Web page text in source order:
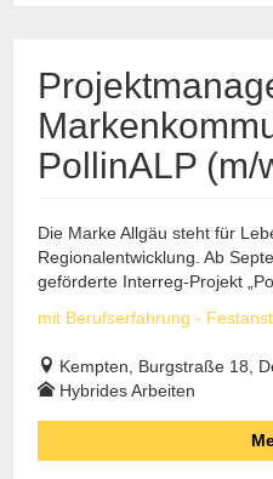
PollinALP (m/
Die Marke Allgäu steht für
Regionalentwicklung. Ab
geförderte Interreg-Projekt
mit Berufserfahrung -
Kempten, Burgstraße 18,
Hybrides Arbeiten